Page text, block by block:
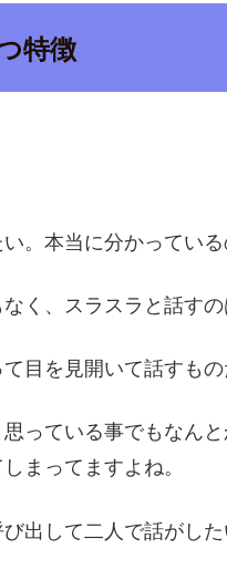
特徴
。本当に分かってい
く、スラスラと話す
目を見開いて話すも
っている事でもなん
まってますよね。
出して二人で話がし